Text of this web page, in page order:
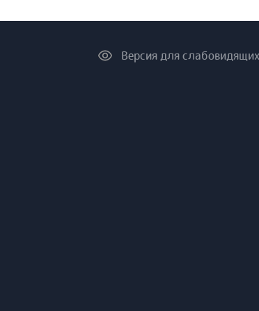
Версия для слабовидящих